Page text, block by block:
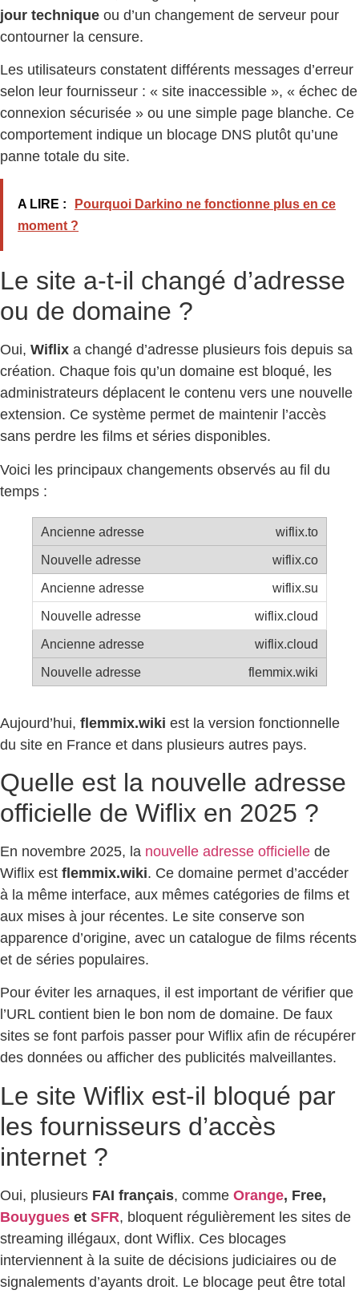
jour technique ou d’un changement de serveur pour
contourner la censure.
Les utilisateurs constatent différents messages d’erreur
selon leur fournisseur : « site inaccessible », « échec de
connexion sécurisée » ou une simple page blanche. Ce
comportement indique un blocage DNS plutôt qu’une
panne totale du site.
A LIRE :
Pourquoi Darkino ne fonctionne plus en ce
moment ?
Le site a-t-il changé d’adresse
ou de domaine ?
Oui, Wiflix a changé d’adresse plusieurs fois depuis sa
création. Chaque fois qu’un domaine est bloqué, les
administrateurs déplacent le contenu vers une nouvelle
extension. Ce système permet de maintenir l’accès
sans perdre les films et séries disponibles.
Voici les principaux changements observés au fil du
temps :
wiflix.to
wiflix.co
wiflix.su
wiflix.cloud
wiflix.cloud
flemmix.wiki
Aujourd’hui, flemmix.wiki est la version fonctionnelle
du site en France et dans plusieurs autres pays.
Quelle est la nouvelle adresse
officielle de Wiflix en 2025 ?
En novembre 2025, la nouvelle adresse officielle de
Wiflix est flemmix.wiki. Ce domaine permet d’accéder
à la même interface, aux mêmes catégories de films et
aux mises à jour récentes. Le site conserve son
apparence d’origine, avec un catalogue de films récents
et de séries populaires.
Pour éviter les arnaques, il est important de vérifier que
l’URL contient bien le bon nom de domaine. De faux
sites se font parfois passer pour Wiflix afin de récupérer
des données ou afficher des publicités malveillantes.
Le site Wiflix est-il bloqué par
les fournisseurs d’accès
internet ?
Oui, plusieurs FAI français, comme Orange, Free,
Bouygues et SFR, bloquent régulièrement les sites de
streaming illégaux, dont Wiflix. Ces blocages
interviennent à la suite de décisions judiciaires ou de
signalements d’ayants droit. Le blocage peut être total